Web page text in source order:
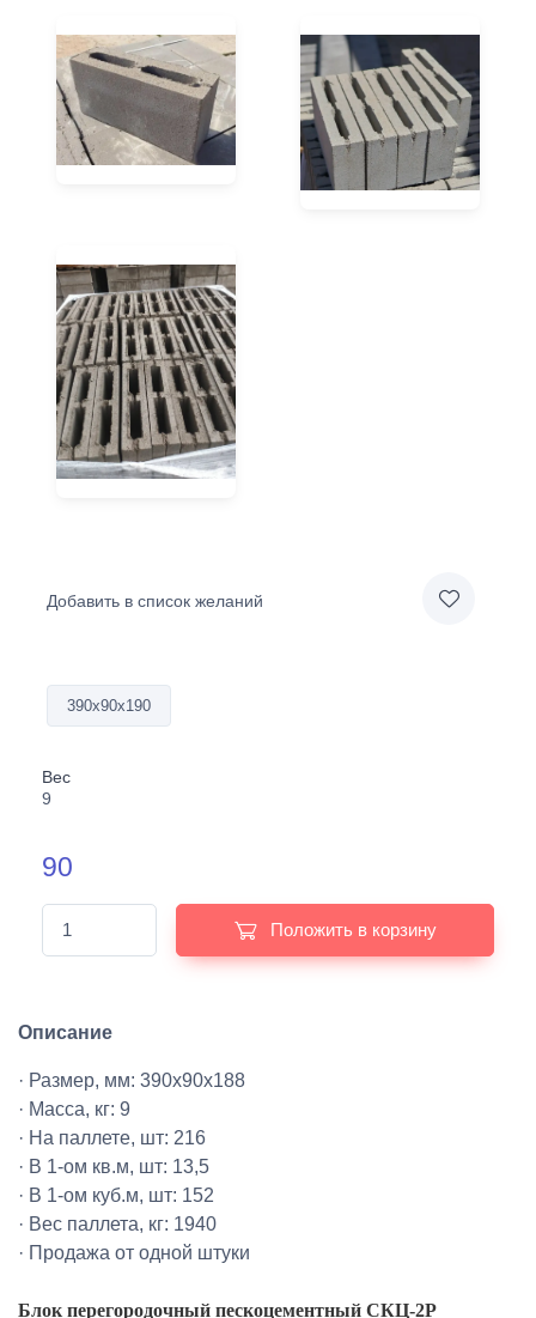
Добавить в список желаний
390х90х190
Вес
9
90
Положить в корзину
Описание
· Размер, мм: 390х90х188
· Масса, кг: 9
· На паллете, шт: 216
· В 1-ом кв.м, шт: 13,5
· В 1-ом куб.м, шт: 152
· Вес паллета, кг: 1940
· Продажа от одной штуки
Блок перегородочный пескоцементный СКЦ-2Р